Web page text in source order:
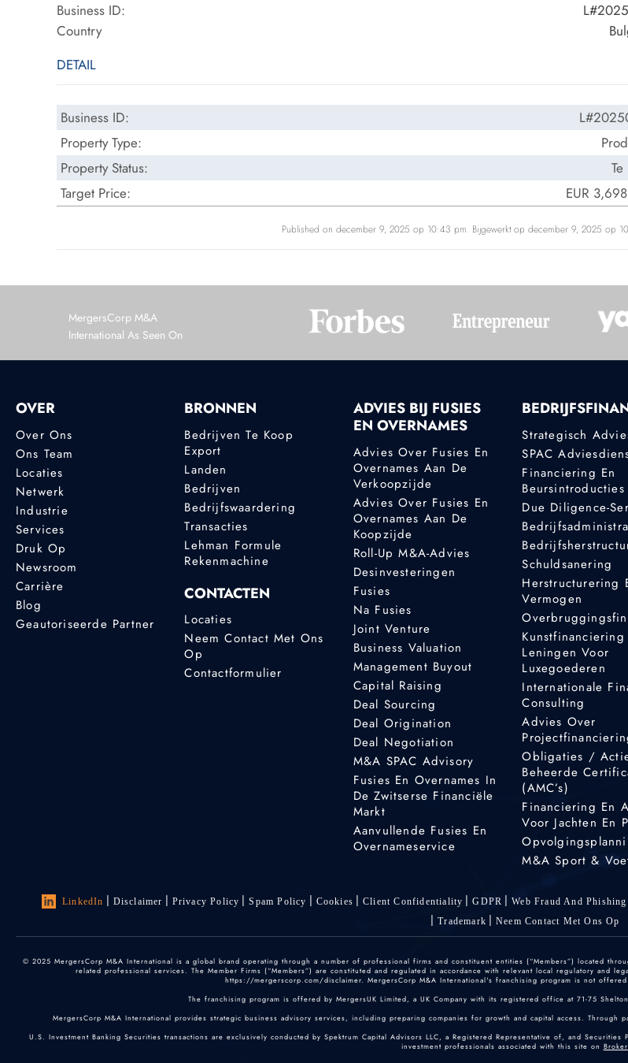
Business ID:
Country
DETAIL
Business ID:
Property Type:
Property Status:
Target Price:
EUR
Published on december 9, 2025 op 10:43 pm. Bijgewerkt op december 9, 2025 op
MergersCorp M&A
International As Seen On
OVER
Over Ons
Ons Team
Locaties
Netwerk
Industrie
Services
Druk Op
Newsroom
Carrière
Blog
Geautoriseerde Partner
BRONNEN
Bedrijven Te Koop
Export
Landen
Bedrijven
Bedrijfswaardering
Transacties
Lehman Formule
Rekenmachine
CONTACTEN
Locaties
Neem Contact Met Ons
Op
Contactformulier
ADVIES BIJ FUSIES
EN OVERNAMES
Advies Over Fusies En
Overnames Aan De
Verkoopzijde
Advies Over Fusies En
Overnames Aan De
Koopzijde
Roll-Up M&A-Advies
Desinvesteringen
Fusies
Na Fusies
Joint Venture
Business Valuation
Management Buyout
Capital Raising
Deal Sourcing
Deal Origination
Deal Negotiation
M&A SPAC Advisory
Fusies En Overnames In
De Zwitserse Financiële
Markt
Aanvullende Fusies En
Overnameservice
Strategisch
SPAC
Financiering En
Beursintroducties
Due Diligence-
Schuldsanering
Herstructurering
Vermogen
Kunstfinanciering
Leningen Voor
Luxegoederen
Internationale
Consulting
Advies Over
Obligaties /
Beheerde
(AMC’s)
Financiering En
Voor Jachten En
M&A Sport &
LinkedIn Disclaimer Privacy Policy Spam Policy Cookies Client Confidentiality GDPR Web Fraud And
Trademark
Neem Contact Met Ons Op
© 2025 MergersCorp M&A International is a global brand operating through a number of professional firms and constituent entities (“Members”) located
related professional services. The Member Firms (“Members”) are constituted and regulated in accordance with relevant local regulatory and
https://mergerscorp.com/disclaimer. MergersCorp M&A International's franchising program is not
The franchising program is offered by MergersUK Limited, a UK Company with its registered office at 71-75
MergersCorp M&A International provides strategic business advisory services, including preparing companies for growth and capital access.
U.S. Investment Banking Securities transactions are exclusively conducted by Spektrum Capital Advisors LLC, a Registered Representative of, and
investment professionals associated with this site on